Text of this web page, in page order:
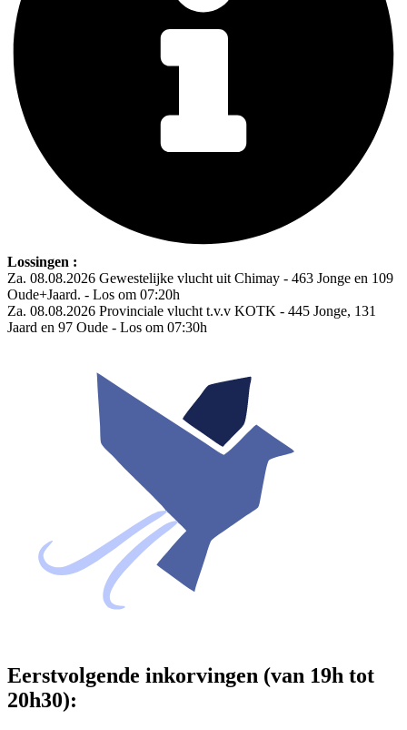
Lossingen :
Za. 08.08.2026 Gewestelijke vlucht uit Chimay - 463 Jonge en 109
Oude+Jaard. - Los om 07:20h
Za. 08.08.2026 Provinciale vlucht t.v.v KOTK - 445 Jonge, 131
Jaard en 97 Oude - Los om 07:30h
Eerstvolgende inkorvingen (van 19h tot
20h30):